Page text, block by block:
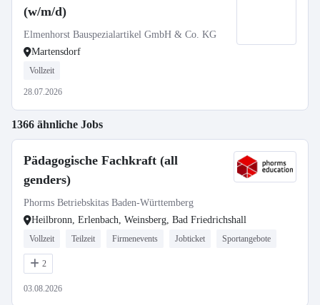
(w/m/d)
Elmenhorst Bauspezialartikel GmbH & Co. KG
Martensdorf
Vollzeit
28.07.2026
1366 ähnliche Jobs
Pädagogische Fachkraft (all
genders)
Phorms Betriebskitas Baden-Württemberg
Heilbronn, Erlenbach, Weinsberg, Bad Friedrichshall
Vollzeit Teilzeit Firmenevents Jobticket Sportangebote
2
03.08.2026